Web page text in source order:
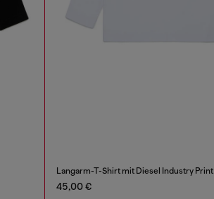
Langarm-T-Shirt mit Diesel Industry Print
45,00 €